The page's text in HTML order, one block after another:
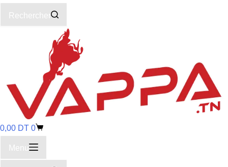
Rechercher
0,00 DT 0
Menu